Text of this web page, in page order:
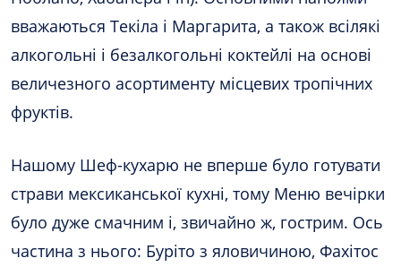
вважаються Текіла і Маргарита, а також всілякі
алкогольні і безалкогольні коктейлі на основі
величезного асортименту місцевих тропічних
фруктів.
Нашому Шеф-кухарю не вперше було готувати
страви мексиканської кухні, тому Меню вечірки
було дуже смачним і, звичайно ж, гострим. Ось
частина з нього: Буріто з яловичиною, Фахітос